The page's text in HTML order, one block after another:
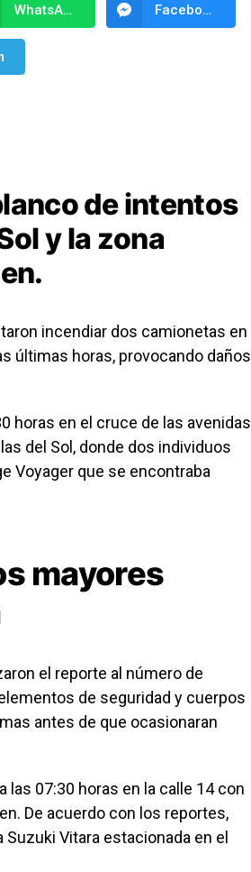
WhatsApp Facebook Messenger
de intentos
y la zona
incendiar dos camionetas en
últimas horas, provocando daños
horas en el cruce de las avenidas
del Sol, donde dos individuos
Voyager que se encontraba
mayores
el reporte al número de
de seguridad y cuerpos
antes de que ocasionaran
07:30 horas en la calle 14 con
De acuerdo con los reportes,
Vitara estacionada en el